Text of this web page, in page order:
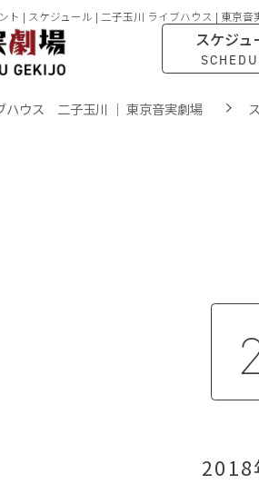
ト | スケジュール | 二子玉川 ライブハウス | 東京音
スケジュ
ハウス 二子玉川 ｜ 東京音実劇場
2018